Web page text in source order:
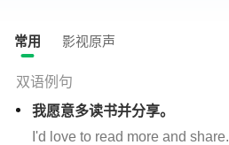
常用 影视原声
双语例句
我愿意多读书并分享。
I'd love to read more and share.